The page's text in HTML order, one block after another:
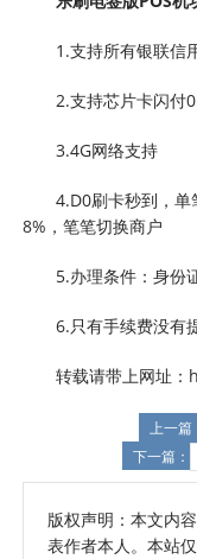
1.支持所有银联信
2.支持芯片卡闪付
3.4G网络支持
4.D0刷卡秒到，
8%，笔笔切换商户
5.办理条件：身份
6.只有手续费没有
转载请带上网址
上一篇
下一篇：
版权声明：本文内
表作者本人。本站